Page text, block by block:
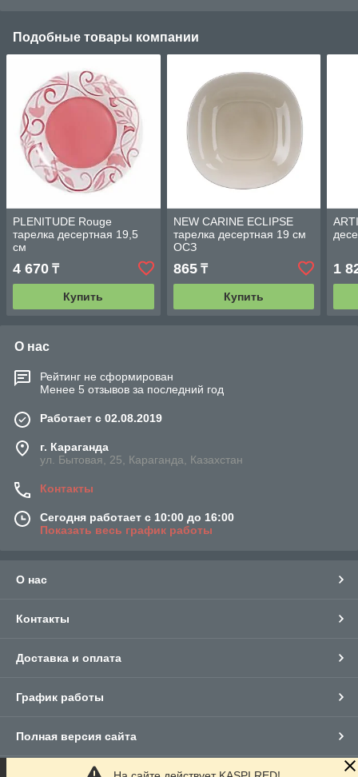
Подобные товары компании
PLENITUDE Rouge
тарелка десертная 19,5
см
4 670 ₸
Купить
NEW CARINE ECLIPSE
тарелка десертная 19 см
ОСЗ
865₸
Купить
1
О нас
Рейтинг не сформирован
Менее 5 отзывов за последний год
Работает с 02.08.2019
г. Караганда
ул. Бытовая, 25, Караганда, Казахстан
Контакты
Сегодня работает с 10:00 до 16:00
Показать весь график работы
О нас
Контакты
Доставка и оплата
График работы
Полная версия сайта